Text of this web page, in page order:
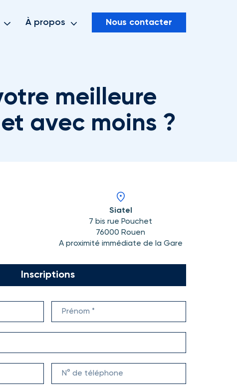
À propos Nous contacter
meilleure
avec moins ?
Siatel
7 bis rue Pouchet
76000 Rouen
A proximité immédiate de la Gare
Inscriptions